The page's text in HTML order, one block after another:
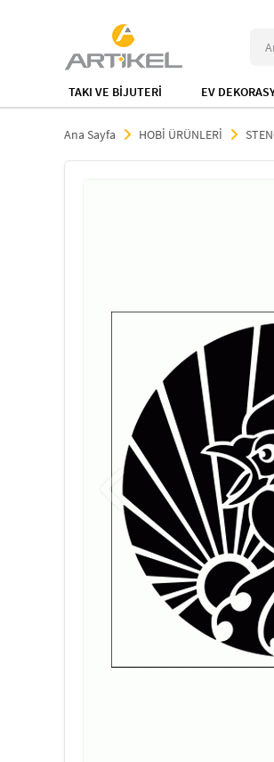
TAKI VE BİJUTERİ EV
Ana Sayfa HOBİ ÜRÜNLERİ